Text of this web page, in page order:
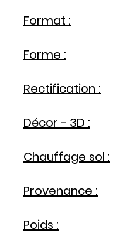
Format :
Forme :
Rectification :
Décor - 3D :
Chauffage sol :
Provenance :
Poids :